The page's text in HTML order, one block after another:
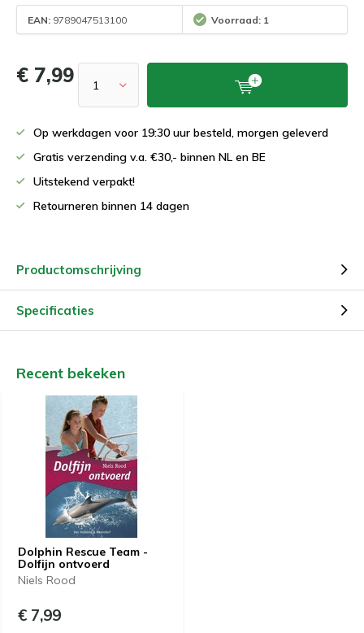
EAN: 9789047513100 Voorraad: 1
€ 7,99
Op werkdagen voor 19:30 uur besteld, morgen geleverd
Gratis verzending v.a. €30,- binnen NL en BE
Uitstekend verpakt!
Retourneren binnen 14 dagen
Productomschrijving
Specificaties
Recent bekeken
Dolphin Rescue Team -
Dolfijn ontvoerd
Niels Rood
€ 7,99